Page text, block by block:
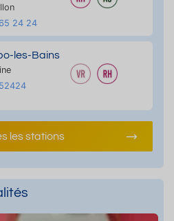
24 24
les-Bains
les stations